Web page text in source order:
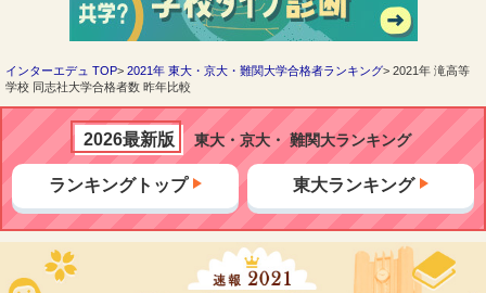
ド
ッ
ト
インターエデュ TOP 2021年 東大・京大・難関大学合格者ランキング
2021年 滝高等
学校 同志社大学合格者数 昨年比較
2026最新版 東大・京大・ 難関大ランキング
ランキングトップ 東大ランキング